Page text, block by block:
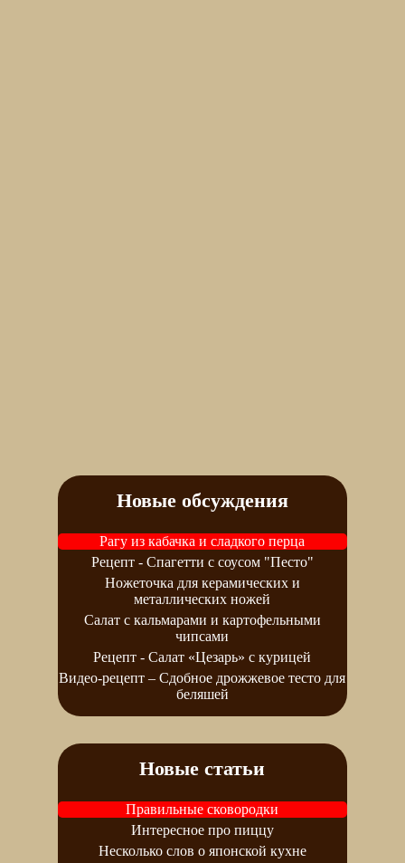
Новые обсуждения
Рагу из кабачка и сладкого перца
Рецепт - Спагетти с соусом "Песто"
Ножеточка для керамических и
металлических ножей
Салат с кальмарами и картофельными
чипсами
Рецепт - Салат «Цезарь» с курицей
Видео-рецепт – Сдобное дрожжевое тесто для
беляшей
Новые статьи
Правильные сковородки
Интересное про пиццу
Несколько слов о японской кухне